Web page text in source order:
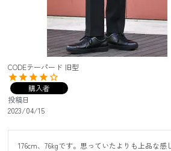
CODEテーパード 旧型
購入者
投稿日
2023/04/15
176cm、76kgです。思っていたよりも上品な感